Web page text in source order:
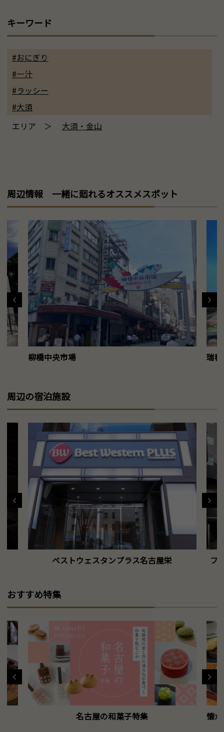
キーワード
#おにぎり
#一汁
#ラッシー
#大須
エリア ＞ 大須・金山
周辺情報 一緒に廻れるオススメスポット
柳橋中央市場 瑞
周辺の宿泊施設
ベストウェスタンプラス名古屋栄 フ
おすすめ特集
名古屋の和菓子特集 懐